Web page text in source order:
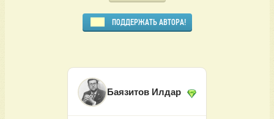
ПОДДЕРЖАТЬ АВТОРА!
Баязитов Илдар